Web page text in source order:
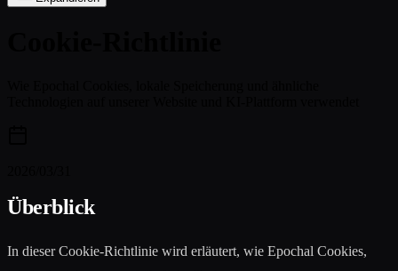
Überblick
In dieser Cookie-Richtlinie wird erläutert, wie Epochal Cookies,